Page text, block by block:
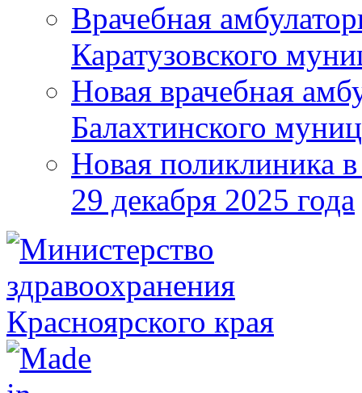
Врачебная
Каратузовского
Новая врачебная
Балахтинского
Новая поликлиника
29 декабря 2025 года